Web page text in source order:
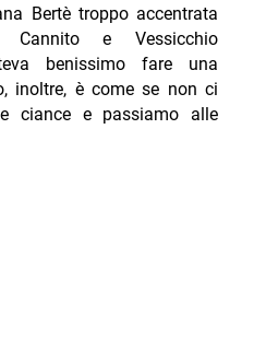
Bertè troppo accentrata
e Vessicchio
benissimo fare una
inoltre, è come se non ci
ciance e passiamo alle